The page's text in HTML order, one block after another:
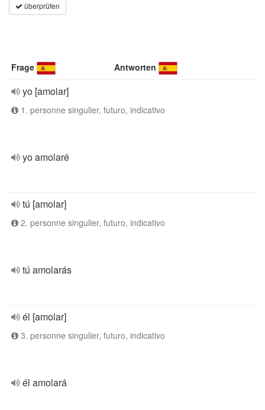
überprüfen
Frage Antworten
yo [amolar]
1. personne singulier, futuro, indicativo
yo amolaré
tú [amolar]
2. personne singulier, futuro, indicativo
tú amolarás
él [amolar]
3. personne singulier, futuro, indicativo
él amolará